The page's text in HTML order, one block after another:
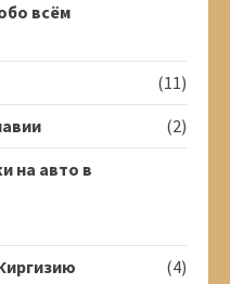
всём
(11)
(2)
на авто в
(4)